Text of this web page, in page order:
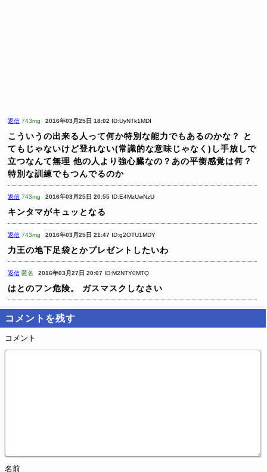
返信 743mg 2016年03月25日 18:02 ID:UyNTk1MDI
こういうの出来る人って何か特別な能力でもあるのかな？
と
てもじゃないけど登れない(常識的な意味じゃなく)し手放しで
立つなんて無理 他の人より強心臓なの？あの平衡感覚は何？
特別な訓練でもつんでるのか
返信 743mg 2016年03月25日 20:55 ID:E4MzUwNzU
キンタマがキュッとなる
返信 743mg 2016年03月25日 21:47 ID:g2OTU1MDY
力王の地下足袋とかプレゼントしたいわ
返信 匿名 2016年03月27日 20:07 ID:M2NTY0MTQ
はとのフン危険。 ガスマスクしなさい
コメントを残す
コメント
名前